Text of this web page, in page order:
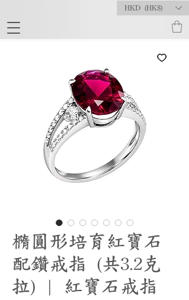
HKD (HK$)
橢圓形培育紅寶石
配鑽戒指 (共3.2克
拉) | 紅寶石戒指